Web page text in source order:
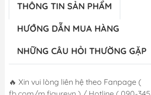
THÔNG TIN SẢN PHẨM
HƯỚNG DẪN MUA HÀNG
NHỮNG CÂU HỎI THƯỜNG GẶP
🔥 Xin vui lòng liên hệ theo Fanpage (